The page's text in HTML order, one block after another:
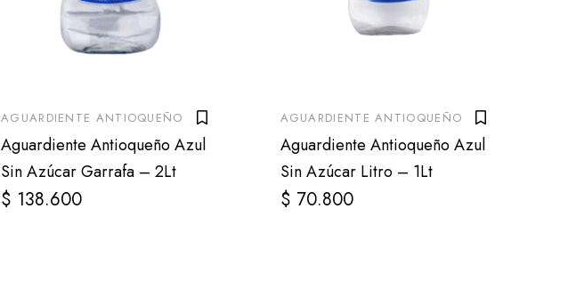
AGUARDIENTE ANTIOQUEÑO
Aguardiente Antioqueño Azul
Sin Azúcar Garrafa – 2Lt
$ 138.600
AGUARDIENTE ANTIOQUEÑO
Aguardiente Antioqueño Azul
Sin Azúcar Litro – 1Lt
$ 70.800